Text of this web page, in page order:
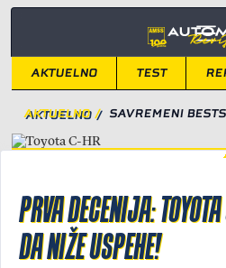
AKTUELNO TEST
AKTUELNO / SAVREMENI
PRVA DECENIJA:
DA NIŽE USPEHE!